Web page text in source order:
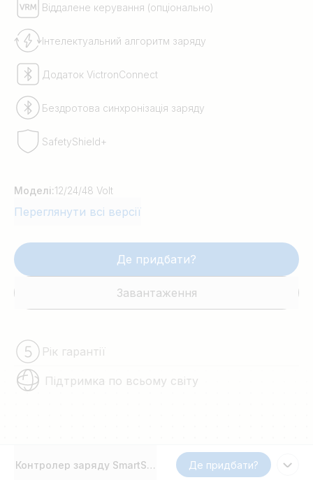
Віддалене керування (опціонально)
Інтелектуальний алгоритм заряду
Додаток VictronConnect
Бездротова синхронізація заряду
SafetyShield+
Моделі:12/24/48 Volt
Переглянути всі версії
Де придбати?
Завантаження
Рік гарантії
Підтримка по всьому світу
Контролер заряду SmartSolar MPPT 75/10, 75/15, 100/15 і
Де придбати?